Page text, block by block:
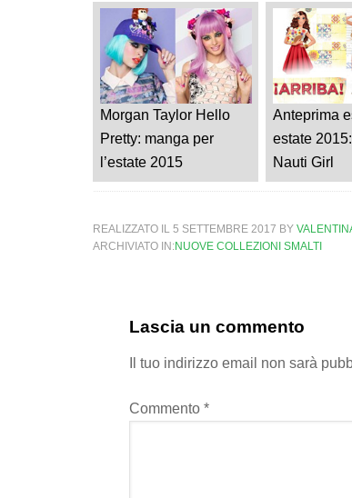
Morgan Taylor Hello
Pretty: manga per
l’estate 2015
Anteprima
estate
Nauti Girl
REALIZZATO IL 5 SETTEMBRE 2017 BY
ARCHIVIATO IN:NUOVE COLLEZIONI SMALTI
Lascia un commento
Il tuo indirizzo email non sarà
Commento *